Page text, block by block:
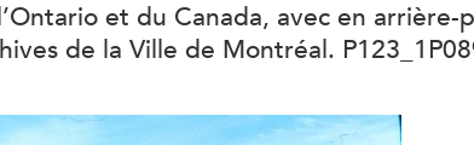
et du Canada, avec en arrière-
de la Ville de Montréal.